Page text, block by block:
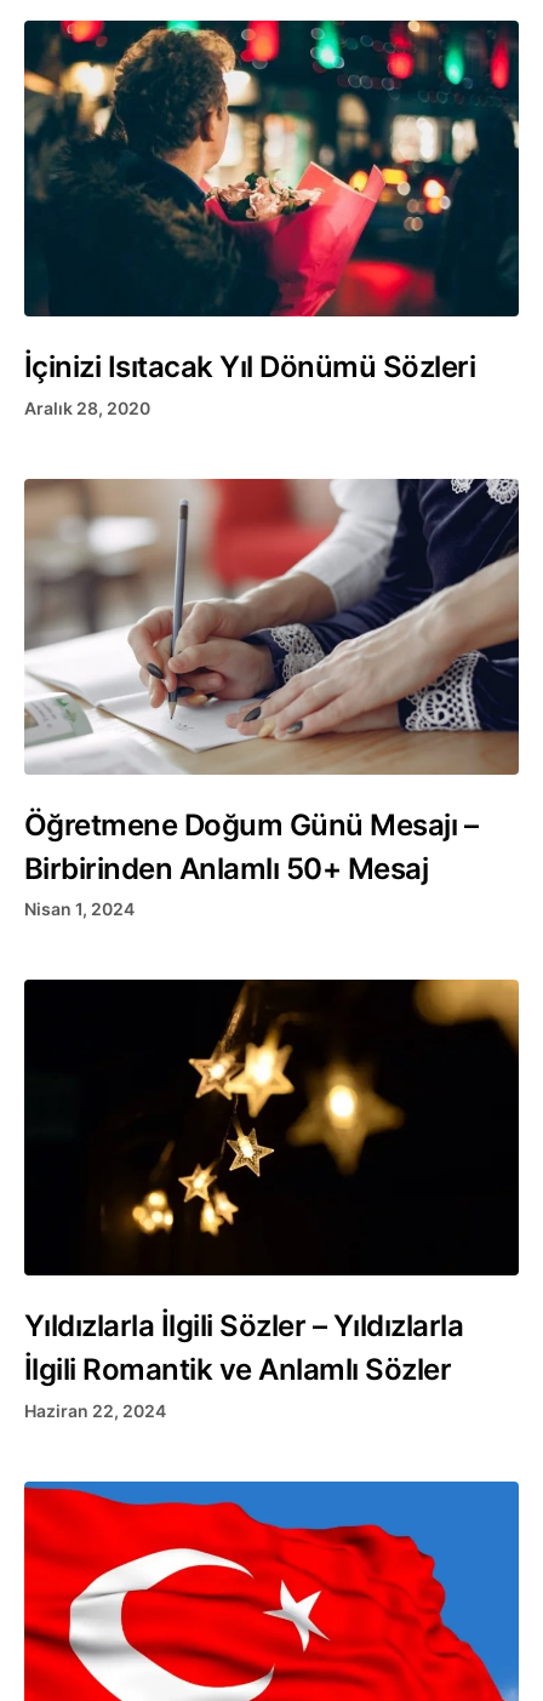
İçinizi Isıtacak Yıl Dönümü Sözleri
Aralık 28, 2020
Öğretmene Doğum Günü Mesajı –
Birbirinden Anlamlı 50+ Mesaj
Nisan 1, 2024
Yıldızlarla İlgili Sözler – Yıldızlarla
İlgili Romantik ve Anlamlı Sözler
Haziran 22, 2024